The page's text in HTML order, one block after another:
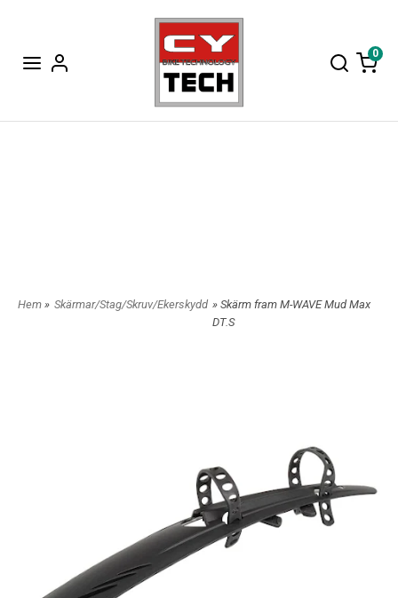
0
Hem » Skärmar/Stag/Skruv/Ekerskydd » Skärm fram M-WAVE Mud Max
DT.S